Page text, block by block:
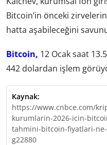
Bitcoin’in önceki
hatta aşabileceğini
Bitcoin, 12 Ocak saat
442 dolardan işlem
Kaynak:
https://www.cnbce.com/
kurumlarin-2026-icin-
tahmini-bitcoin-fiyatlari-
g22880